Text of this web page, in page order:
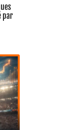
par